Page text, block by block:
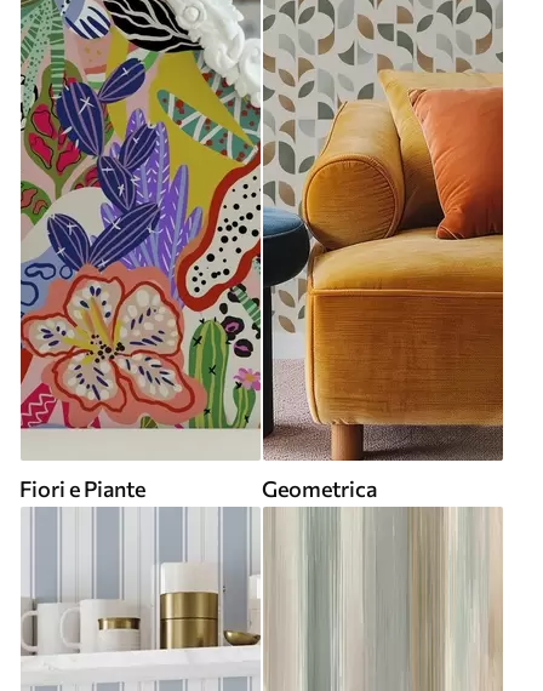
Fiori e Piante Geometrica